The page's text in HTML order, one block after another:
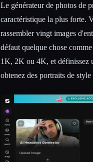
Le générateur de photos de
caractéristique la plus forte.
rassembler vingt images
défaut quelque chose
1K, 2K ou 4K, et définissez
obtenez des portraits de